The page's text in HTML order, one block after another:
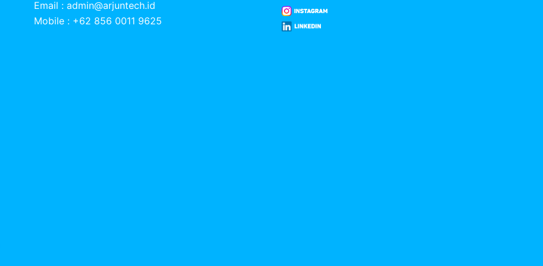
Email : admin@arjuntech.id
Mobile : +62 856 0011 9625